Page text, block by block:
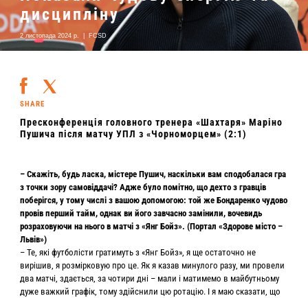
дисципліну
2 листопада 2024 р. FCSD
SHARE
Пресконференція головного тренера «Шахтаря» Маріно
Пушича після матчу УПЛ з «Чорноморцем» (2:1)
– Скажіть, будь ласка, містере Пушич, наскільки вам сподобалася гра
з точки зору самовіддачі? Адже було помітно, що дехто з гравців
поберігся, у тому числі з вашою допомогою: той же Бондаренко чудово
провів перший тайм, однак ви його завчасно замінили, вочевидь
розраховуючи на нього в матчі з «Янг Бойз». (Портал «Здорове місто –
Львів»)
– Те, які футболісти гратимуть з «Янг Бойз», я ще остаточно не
вирішив, я розмірковую про це. Як я казав минулого разу, ми провели
два матчі, здається, за чотири дні – мали і матимемо в майбутньому
дуже важкий графік, тому здійснили цю ротацію. І я маю сказати, що